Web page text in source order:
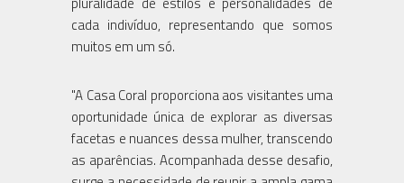
cada indivíduo, representando que somos
muitos em um só.
"A Casa Coral proporciona aos visitantes uma
oportunidade única de explorar as diversas
facetas e nuances dessa mulher, transcendo
as aparências. Acompanhada desse desafio,